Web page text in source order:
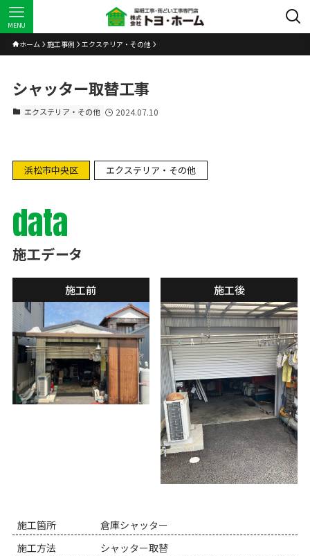
MENU
ホーム 施工事例 エクステリア・その他
シャッター取替工事
エクステリア・その他 2024.07.10
浜松市中央区 エクステリア・その他
data
施工データ
施工前 施工後
施工箇所
倉庫シャッター
施工方法
シャッター取替